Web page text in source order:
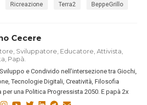
Ricreazione Terra2 BeppeGrillo
Cecere
Sviluppatore, Educatore, Attivista,
Papà.
e Condivido nell’intersezione tra Giochi,
Tecnologie Digitali, Creatività, Filosofia
per una Politica Progressista 2050. E papà 2x